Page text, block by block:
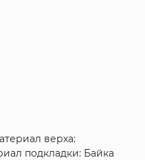
верха:
подкладки: Байка